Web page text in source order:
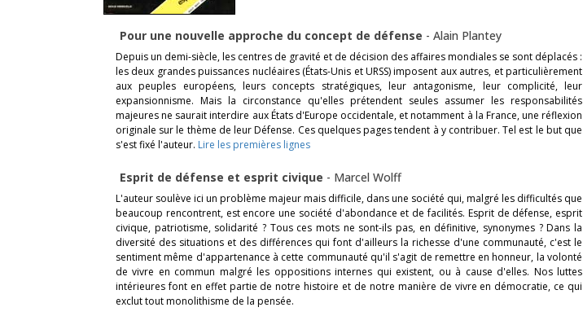
Pour une nouvelle approche du concept de défense - Alain Plantey
Depuis un demi-siècle, les centres de gravité et de décision des affaires mondiales se sont déplacés :
les deux grandes puissances nucléaires (États-Unis et URSS) imposent aux autres, et particulièrement
aux peuples européens, leurs concepts stratégiques, leur antagonisme, leur complicité, leur
expansionnisme. Mais la circonstance qu'elles prétendent seules assumer les responsabilités
majeures ne saurait interdire aux États d'Europe occidentale, et notamment à la France, une réflexion
originale sur le thème de leur Défense. Ces quelques pages tendent à y contribuer. Tel est le but que
s'est fixé l'auteur. Lire les premières lignes
Esprit de défense et esprit civique - Marcel Wolff
L'auteur soulève ici un problème majeur mais difficile, dans une société qui, malgré les difficultés que
beaucoup rencontrent, est encore une société d'abondance et de facilités. Esprit de défense, esprit
civique, patriotisme, solidarité ? Tous ces mots ne sont-ils pas, en définitive, synonymes ? Dans la
diversité des situations et des différences qui font d'ailleurs la richesse d'une communauté, c'est le
sentiment même d'appartenance à cette communauté qu'il s'agit de remettre en honneur, la volonté
de vivre en commun malgré les oppositions internes qui existent, ou à cause d'elles. Nos luttes
intérieures font en effet partie de notre histoire et de notre manière de vivre en démocratie, ce qui
exclut tout monolithisme de la pensée.